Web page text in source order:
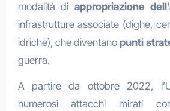
modalità diappropriazione
infrastrutture associate (dighe,
idriche), che diventanopunti
guerra.
A partire da ottobre 2022,
numerosi attacchi mirati